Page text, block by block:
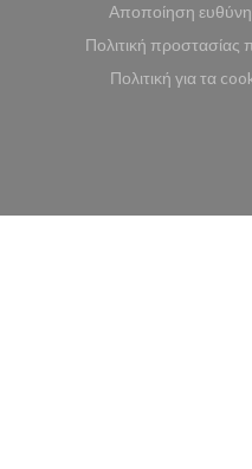
Αποποίηση
Πολιτική
Πολιτική για τα